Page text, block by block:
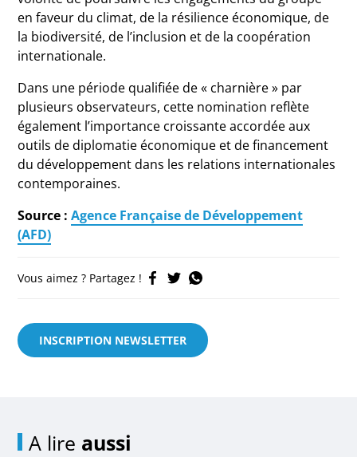
en faveur du climat, de la résilience économique, de
la biodiversité, de l’inclusion et de la coopération
internationale.
Dans une période qualifiée de « charnière » par
plusieurs observateurs, cette nomination reflète
également l’importance croissante accordée aux
outils de diplomatie économique et de financement
du développement dans les relations internationales
contemporaines.
Source : Agence Française de Développement
(AFD)
Vous aimez ? Partagez !
INSCRIPTION NEWSLETTER
A lire aussi